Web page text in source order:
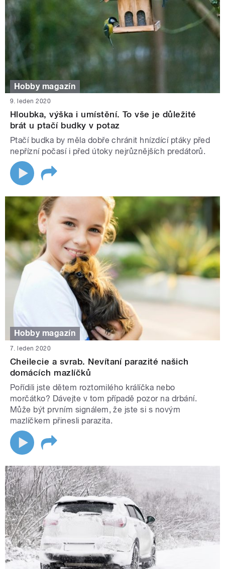
Hobby magazín
9. leden 2020
Hloubka, výška i umístění. To vše je důležité
brát u ptačí budky v potaz
Ptačí budka by měla dobře chránit hnízdící ptáky před
nepřízní počasí i před útoky nejrůznějších predátorů.
Hobby magazín
7. leden 2020
Cheilecie a svrab. Nevítaní parazité našich
domácích mazlíčků
Pořídili jste dětem roztomilého králíčka nebo
morčátko? Dávejte v tom případě pozor na drbání.
Může být prvním signálem, že jste si s novým
mazlíčkem přinesli parazita.